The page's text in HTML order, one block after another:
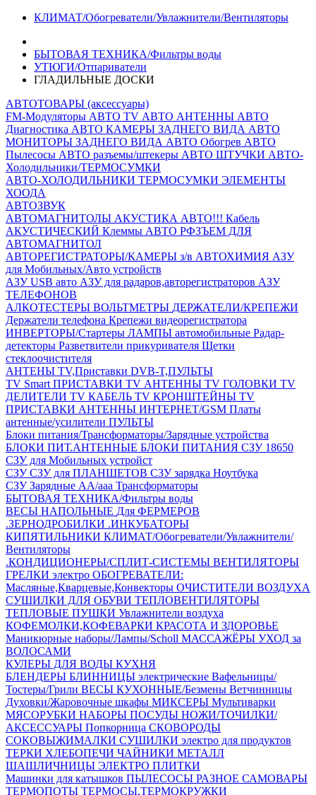
КЛИМАТ/Обогреватели/Увлажнители/Вентиляторы
БЫТОВАЯ ТЕХНИКА/Фильтры воды
УТЮГИ/Отпариватели
ГЛАДИЛЬНЫЕ ДОСКИ
АВТОТОВАРЫ (аксессуары)
FM-Модуляторы АВТО TV АВТО АНТЕННЫ АВТО
Диагностика АВТО КАМЕРЫ ЗАДНЕГО ВИДА АВТО
МОНИТОРЫ ЗАДНЕГО ВИДА АВТО Обогрев АВТО
Пылесосы АВТО разъемы/штекеры АВТО ШТУЧКИ АВТО-
Холодильники/ТЕРМОСУМКИ
АВТО-ХОЛОДИЛЬНИКИ ТЕРМОСУМКИ ЭЛЕМЕНТЫ
ХООДА
АВТОЗВУК
АВТОМАГНИТОЛЫ АКУСТИКА АВТО!!! Кабель
АКУСТИЧЕСКИЙ Клеммы АВТО РФЗЪЕМ ДЛЯ
АВТОМАГНИТОЛ
АВТОРЕГИСТРАТОРЫ/КАМЕРЫ з/в АВТОХИМИЯ АЗУ
для Мобильных/Авто устройств
АЗУ USB авто АЗУ для радаров,авторегистраторов АЗУ
ТЕЛЕФОНОВ
АЛКОТЕСТЕРЫ ВОЛЬТМЕТРЫ ДЕРЖАТЕЛИ/КРЕПЕЖИ
Держатели телефона Крепежи видеорегистратора
ИНВЕРТОРЫ/Стартеры ЛАМПЫ автомобильные Радар-
детекторы Разветвители прикуривателя Щетки
стеклоочистителя
АНТЕНЫ ТV,Приставки DVB-T,ПУЛЬТЫ
TV Smart ПРИСТАВКИ TV АНТЕННЫ TV ГОЛОВКИ TV
ДЕЛИТЕЛИ TV КАБЕЛЬ TV КРОНШТЕЙНЫ TV
ПРИСТАВКИ АНТЕННЫ ИНТЕРНЕТ/GSM Платы
антенные/усилители ПУЛЬТЫ
Блоки питания/Трансформаторы/Зарядные устройства
БЛОКИ ПИТ.АНТЕННЫЕ БЛОКИ ПИТАНИЯ СЗУ 18650
СЗУ для Мобильных устройст
СЗУСЗУ для ПЛАНШЕТОВ СЗУ зарядка Ноутбука
СЗУ Зарядные АА/ааа Трансформаторы
БЫТОВАЯ ТЕХНИКА/Фильтры воды
ВЕСЫ НАПОЛЬНЫЕ Для ФЕРМЕРОВ
.ЗЕРНОДРОБИЛКИ .ИНКУБАТОРЫ
КИПЯТИЛЬНИКИ КЛИМАТ/Обогреватели/Увлажнители/
Вентиляторы
.КОНДИЦИОНЕРЫ/СПЛИТ-СИСТЕМЫ ВЕНТИЛЯТОРЫ
ГРЕЛКИ электро ОБОГРЕВАТЕЛИ:
Масляные,Кварцевые,Конвекторы ОЧИСТИТЕЛИ ВОЗДУХА
СУШИЛКИ ДЛЯ ОБУВИ ТЕПЛОВЕНТИЛЯТОРЫ
ТЕПЛОВЫЕ ПУШКИ Увлажнители воздуха
КОФЕМОЛКИ,КОФЕВАРКИ КРАСОТА И ЗДОРОВЬЕ
Маникюрные наборы/Лампы/Scholl МАССАЖЁРЫ УХОД за
ВОЛОСАМИ
КУЛЕРЫ ДЛЯ ВОДЫ КУХНЯ
БЛЕНДЕРЫ БЛИННИЦЫ электрические Вафельницы/
Тостеры/Грили ВЕСЫ КУХОННЫЕ/Безмены Ветчинницы
Духовки/Жаровочные шкафы МИКСЕРЫ Мультиварки
МЯСОРУБКИ НАБОРЫ ПОСУДЫ НОЖИ/ТОЧИЛКИ/
АКСЕССУАРЫ Попкорница СКОВОРОДЫ
СОКОВЫЖИМАЛКИ СУШИЛКИ электро для продуктов
ТЕРКИ ХЛЕБОПЕЧИ ЧАЙНИКИ МЕТАЛЛ
ШАШЛИЧНИЦЫ ЭЛЕКТРО ПЛИТКИ
Машинки для катышков ПЫЛЕСОСЫ РАЗНОЕ САМОВАРЫ
ТЕРМОПОТЫ ТЕРМОСЫ,ТЕРМОКРУЖКИ